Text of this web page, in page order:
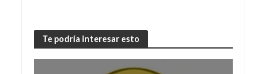
Te podría interesar esto